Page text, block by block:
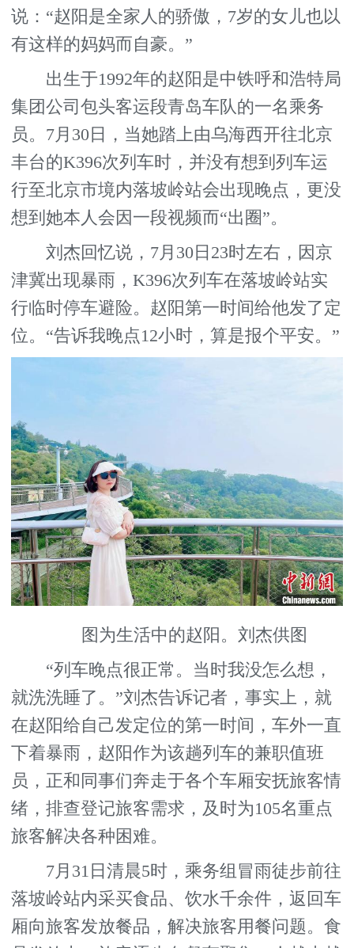
说：“赵阳是全家人的骄傲，7岁的女儿也以
有这样的妈妈而自豪。”
出生于1992年的赵阳是中铁呼和浩特局
集团公司包头客运段青岛车队的一名乘务
员。7月30日，当她踏上由乌海西开往北京
丰台的K396次列车时，并没有想到列车运
行至北京市境内落坡岭站会出现晚点，更没
想到她本人会因一段视频而“出圈”。
刘杰回忆说，7月30日23时左右，因京
津冀出现暴雨，K396次列车在落坡岭站实
行临时停车避险。赵阳第一时间给他发了定
位。“告诉我晚点12小时，算是报个平安。”
图为生活中的赵阳。刘杰供图
“列车晚点很正常。当时我没怎么想，
就洗洗睡了。”刘杰告诉记者，事实上，就
在赵阳给自己发定位的第一时间，车外一直
下着暴雨，赵阳作为该趟列车的兼职值班
员，正和同事们奔走于各个车厢安抚旅客情
绪，排查登记旅客需求，及时为105名重点
旅客解决各种困难。
7月31日清晨5时，乘务组冒雨徒步前往
落坡岭站内采买食品、饮水千余件，返回车
厢向旅客发放餐品，解决旅客用餐问题。食